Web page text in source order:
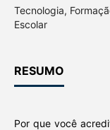
Tecnologia,
Escolar
RESUMO
Por que você